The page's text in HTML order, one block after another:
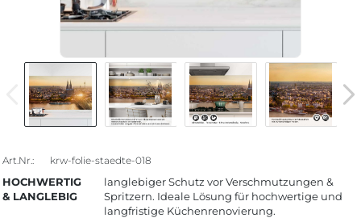
Art.Nr.: krw-folie-staedte-018
HOCHWERTIG
& LANGLEBIG
langlebiger Schutz vor Verschmutzungen &
Spritzern. Ideale Lösung für hochwertige und
langfristige Küchenrenovierung.